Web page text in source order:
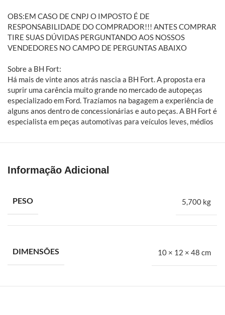
OBS:EM CASO DE CNPJ O IMPOSTO É DE
RESPONSABILIDADE DO COMPRADOR!!! ANTES COMPRAR
TIRE SUAS DÚVIDAS PERGUNTANDO AOS NOSSOS
VENDEDORES NO CAMPO DE PERGUNTAS ABAIXO
Sobre a BH Fort:
Há mais de vinte anos atrás nascia a BH Fort. A proposta era
suprir uma carência muito grande no mercado de autopeças
especializado em Ford. Trazíamos na bagagem a experiência de
alguns anos dentro de concessionárias e auto peças. A BH Fort é
especialista em peças automotivas para veículos leves, médios
suspensões, filtros e mais
Eixo carretel câmbio F1000 1997 a 1992 4 marchas
Informação Adicional
PESO 5,700 kg
DIMENSÕES 10 × 12 × 48 cm